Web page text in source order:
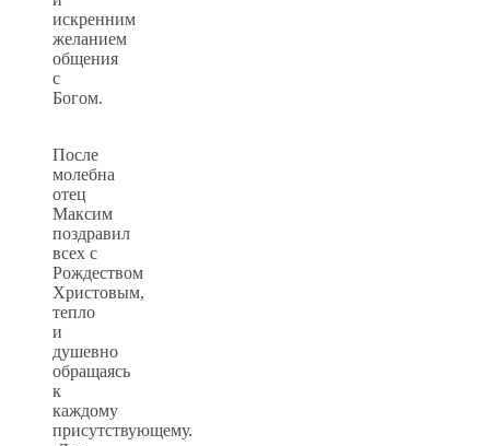
искренним
желанием
общения
с
Богом.
После
молебна
отец
Максим
поздравил
всех с
Рождеством
Христовым,
тепло
и
душевно
обращаясь
к
каждому
присутствующему.